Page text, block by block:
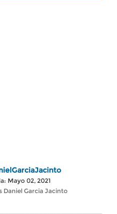
Mayo 02, 2021
Daniel Garcia Jacinto